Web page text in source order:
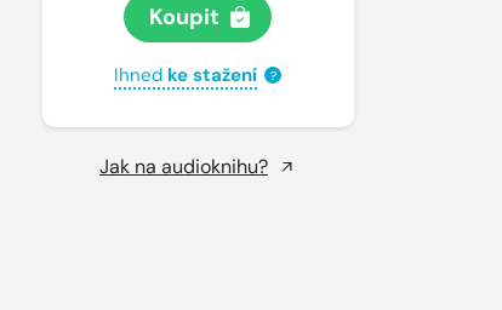
Koupit
Ihned ke stažení ?
Jak na audioknihu?